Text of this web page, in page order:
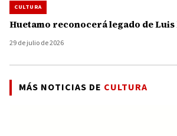
CULTURA
Huetamo reconocerá legado de
29 de julio de 2026
MÁS NOTICIAS DE CULTURA